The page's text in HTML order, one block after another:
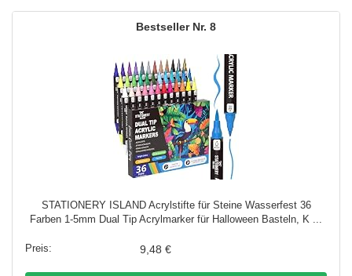
8
STATIONERY ISLAND Acrylstifte für Steine Wasserfest 36
Farben 1-5mm Dual Tip Acrylmarker für Halloween Basteln, K ...
9,48 €